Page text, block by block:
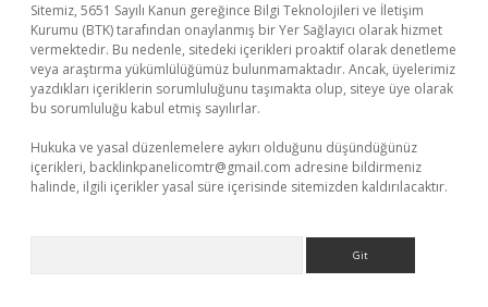
Sitemiz, 5651 Sayılı Kanun gereğince Bilgi Teknolojileri ve İletişim
Kurumu (BTK) tarafından onaylanmış bir Yer Sağlayıcı olarak hizmet
vermektedir. Bu nedenle, sitedeki içerikleri proaktif olarak denetleme
veya araştırma yükümlülüğümüz bulunmamaktadır. Ancak, üyelerimiz
yazdıkları içeriklerin sorumluluğunu taşımakta olup, siteye üye olarak
bu sorumluluğu kabul etmiş sayılırlar.
Hukuka ve yasal düzenlemelere aykırı olduğunu düşündüğünüz
içerikleri, backlinkpanelicomtr@gmail.com adresine bildirmeniz
halinde, ilgili içerikler yasal süre içerisinde sitemizden kaldırılacaktır.